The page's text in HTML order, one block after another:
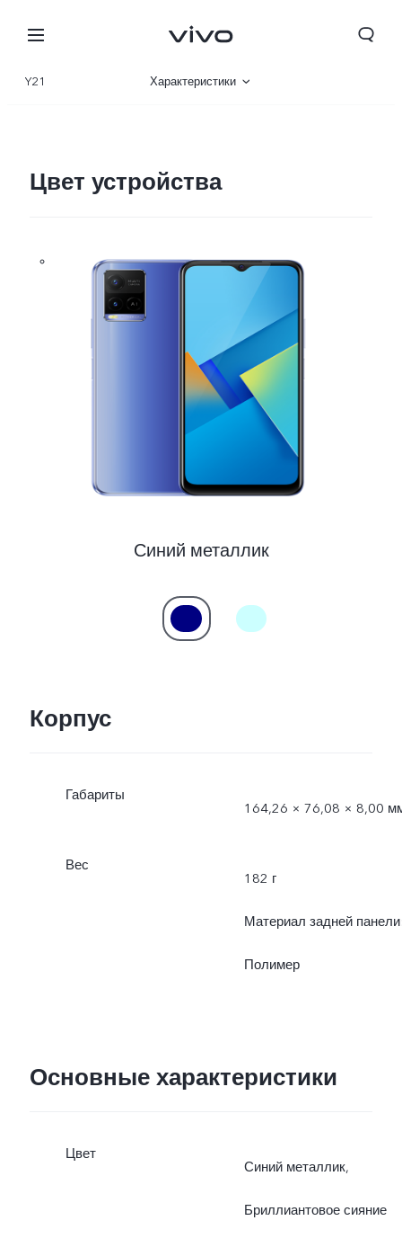
Y21 Характеристики
Цвет устройства
Синий металлик
Корпус
Габариты
164,26 × 76,08 × 8,00
Вес
182 г
Материал задней
Полимер
Основные характеристики
Цвет
Синий металлик,
Бриллиантовое сияние